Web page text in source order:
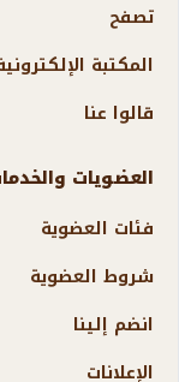
تصفح
المكتبة
قالوا عنا
العضويات
فئات العضوية
شروط العضوية
انضم إلينا
الإعلانات